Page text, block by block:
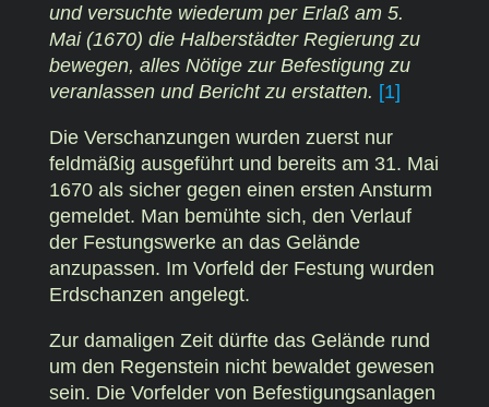
und versuchte wiederum per Erlaß am 5.
Mai (1670) die Halberstädter Regierung zu
bewegen, alles Nötige zur Befestigung zu
veranlassen und Bericht zu erstatten. [1]
Die Verschanzungen wurden zuerst nur
feldmäßig ausgeführt und bereits am 31. Mai
1670 als sicher gegen einen ersten Ansturm
gemeldet. Man bemühte sich, den Verlauf
der Festungswerke an das Gelände
anzupassen. Im Vorfeld der Festung wurden
Erdschanzen angelegt.
Zur damaligen Zeit dürfte das Gelände rund
um den Regenstein nicht bewaldet gewesen
sein. Die Vorfelder von Befestigungsanlagen